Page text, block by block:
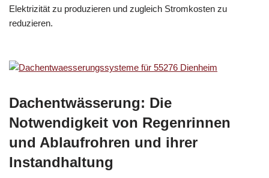
Elektrizität zu produzieren und zugleich Stromkosten zu
reduzieren.
Dachentwässerung: Die
Notwendigkeit von Regenrinnen
und Ablaufrohren und ihrer
Instandhaltung